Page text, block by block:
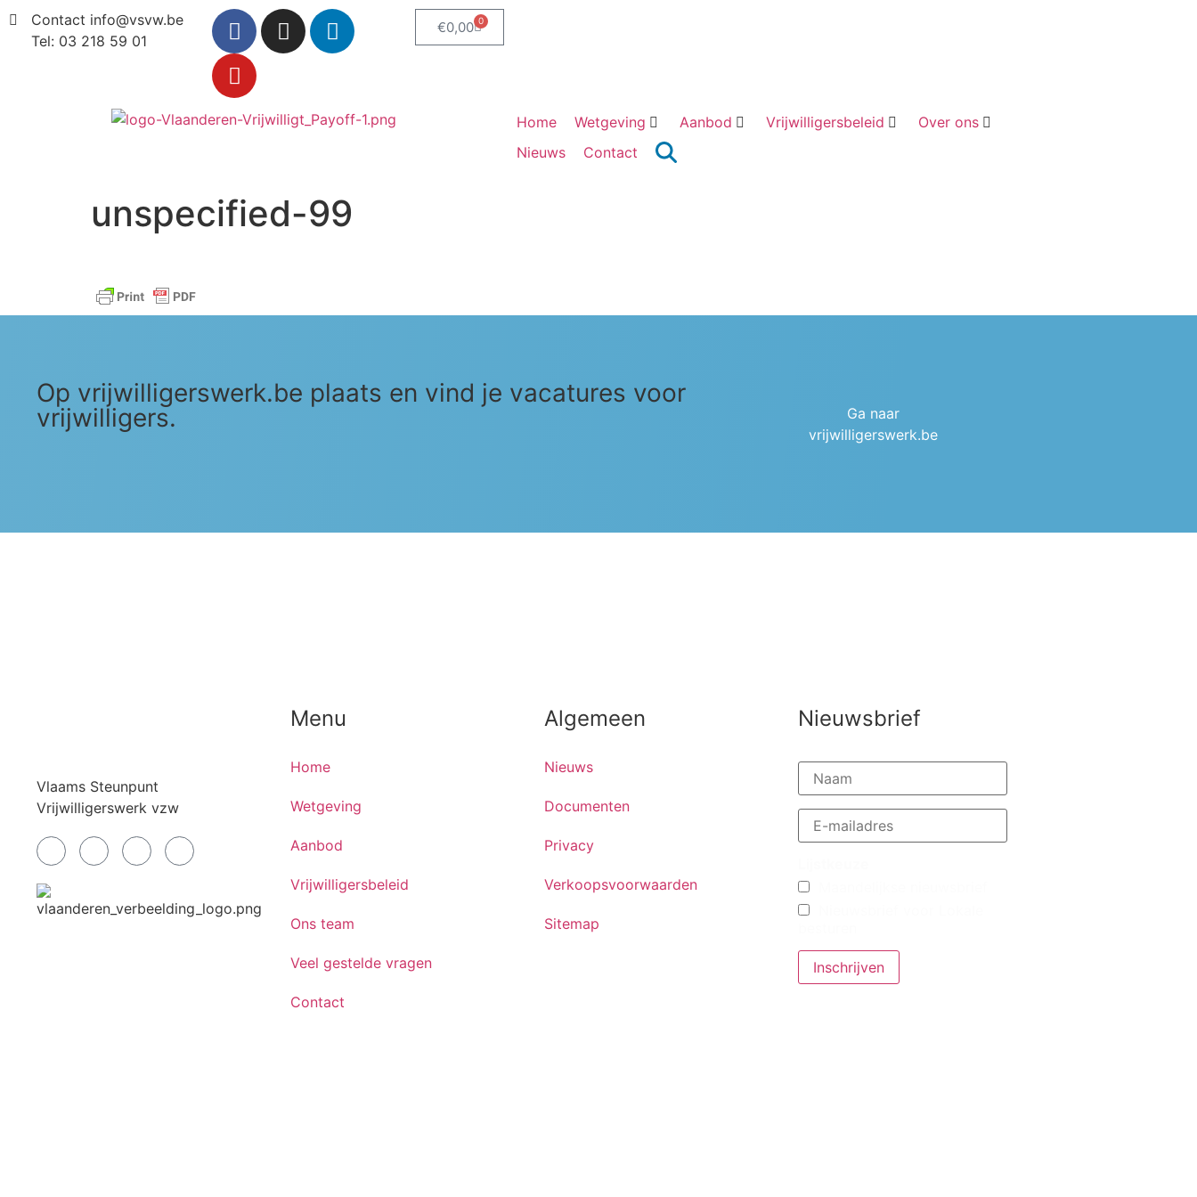
Contact info@vsvw.be
Tel: 03 218 59 01
€0,00 0
Home Wetgeving Aanbod Vrijwilligersbeleid
Over ons
Nieuws
Contact
unspecified-99
Op vrijwilligerswerk.be plaats en vind je vacatures voor
vrijwilligers.
Ga naar
vrijwilligerswerk.be
Vlaams Steunpunt
Vrijwilligerswerk vzw
Menu
Home
Wetgeving
Aanbod
Vrijwilligersbeleid
Ons team
Veel gestelde vragen
Contact
Algemeen
Nieuws
Documenten
Privacy
Verkoopsvoorwaarden
Sitemap
Nieuwsbrief